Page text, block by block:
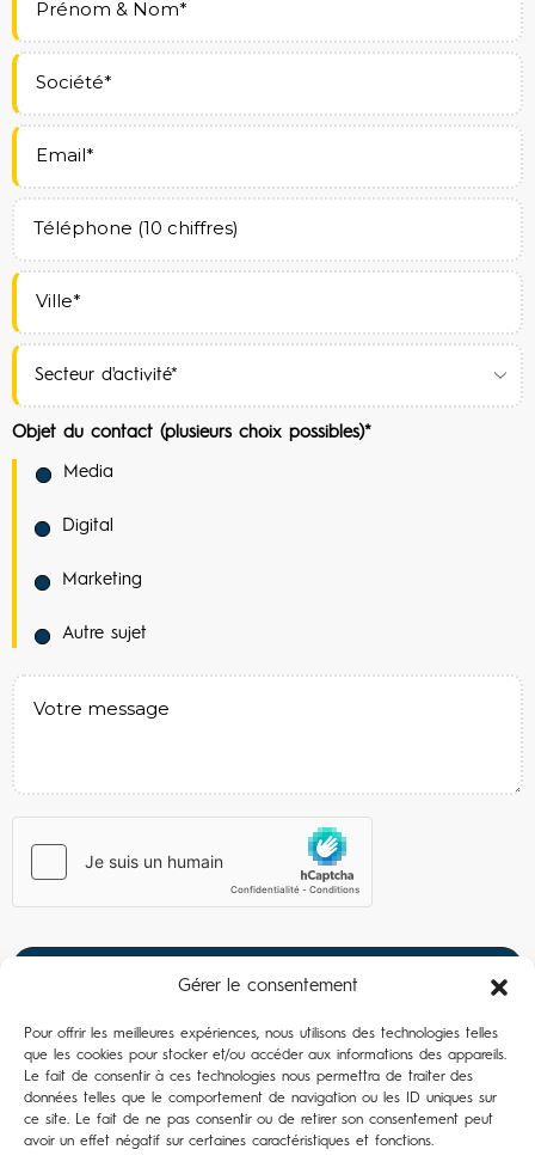
Gérer le consentement
Pour offrir les meilleures expériences, nous utilisons des technologies telles
que les cookies pour stocker et/ou accéder aux informations des appareils.
Le fait de consentir à ces technologies nous permettra de traiter des
données telles que le comportement de navigation ou les ID uniques sur
ce site. Le fait de ne pas consentir ou de retirer son consentement peut
avoir un effet négatif sur certaines caractéristiques et fonctions.
Objet du contact (plusieurs choix possibles)*
Media
Digital
Marketing
Autre sujet